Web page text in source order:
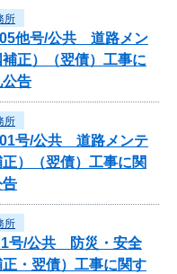
所
05他号/公共 道路メン
正）（翌債）工事に
公告
所
01号/公共 道路メンテ
）（翌債）工事に関
告
所
1号/公共 防災・安全
・翌債）工事に関す